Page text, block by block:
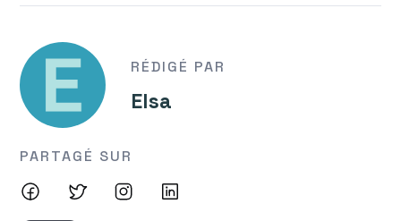
RÉDIGÉ PAR
Elsa
PARTAGÉ SUR